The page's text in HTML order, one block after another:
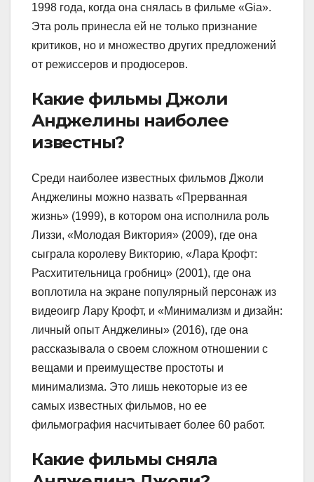
1998 года, когда она снялась в фильме «Gia».
Эта роль принесла ей не только признание
критиков, но и множество других предложений
от режиссеров и продюсеров.
Какие фильмы Джоли
Анджелины наиболее
известны?
Среди наиболее известных фильмов Джоли
Анджелины можно назвать «Прерванная
жизнь» (1999), в котором она исполнила роль
Лиззи, «Молодая Виктория» (2009), где она
сыграла королеву Викторию, «Лара Крофт:
Расхитительница гробниц» (2001), где она
воплотила на экране популярный персонаж из
видеоигр Лару Крофт, и «Минимализм и дизайн:
личный опыт Анджелины» (2016), где она
рассказывала о своем сложном отношении с
вещами и преимуществе простоты и
минимализма. Это лишь некоторые из ее
самых известных фильмов, но ее
фильмография насчитывает более 60 работ.
Какие фильмы сняла